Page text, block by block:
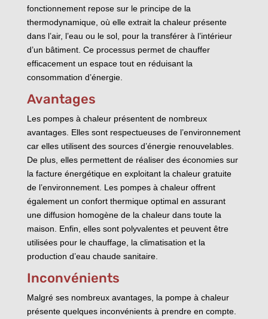
fonctionnement repose sur le principe de la
thermodynamique, où elle extrait la chaleur présente
dans l’air, l’eau ou le sol, pour la transférer à l’intérieur
d’un bâtiment. Ce processus permet de chauffer
efficacement un espace tout en réduisant la
consommation d’énergie.
Avantages
Les pompes à chaleur présentent de nombreux
avantages. Elles sont respectueuses de l’environnement
car elles utilisent des sources d’énergie renouvelables.
De plus, elles permettent de réaliser des économies sur
la facture énergétique en exploitant la chaleur gratuite
de l’environnement. Les pompes à chaleur offrent
également un confort thermique optimal en assurant
une diffusion homogène de la chaleur dans toute la
maison. Enfin, elles sont polyvalentes et peuvent être
utilisées pour le chauffage, la climatisation et la
production d’eau chaude sanitaire.
Inconvénients
Malgré ses nombreux avantages, la pompe à chaleur
présente quelques inconvénients à prendre en compte.